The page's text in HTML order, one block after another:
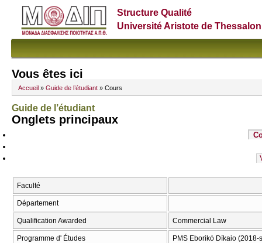
Structure Qualité
Université Aristote de
Vous êtes ici
Accueil » Guide de l’étudiant » Cours
Guide de l’étudiant
Onglets principaux
Faculté
Département
Qualification Awarded Commercial Law
Programme d' Études PMS Eborikó Díkaio (2018-